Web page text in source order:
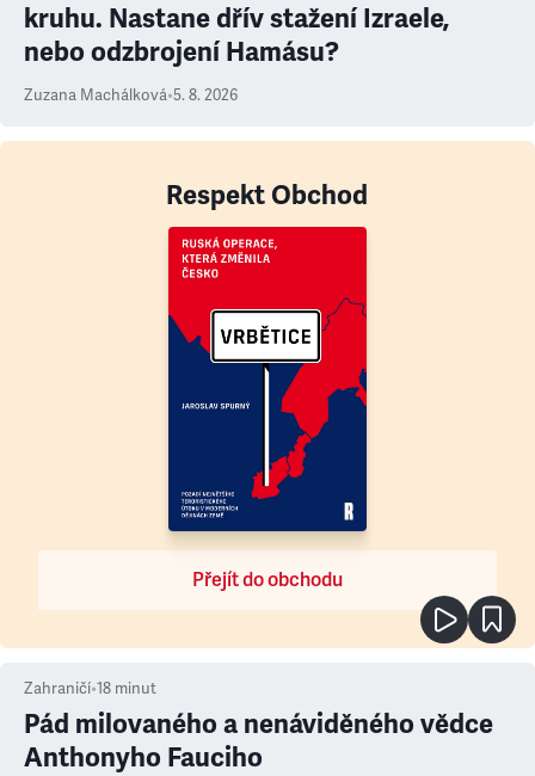
kruhu. Nastane dřív stažení Izraele,
nebo odzbrojení Hamásu?
Zuzana Machálková•5. 8. 2026
Respekt Obchod
Přejít do obchodu
Zahraničí•18 minut
Pád milovaného a nenáviděného vědce
Anthonyho Fauciho